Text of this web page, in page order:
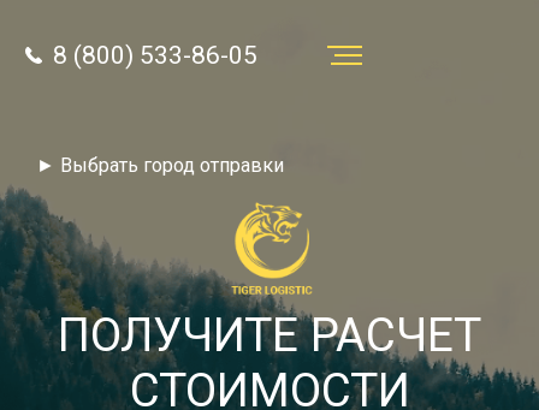
Тарифы
► Выбрать город отправки
8 (800) 533-86-05
ПОЛУЧИТЕ РАСЧЕТ
СТОИМОСТИ